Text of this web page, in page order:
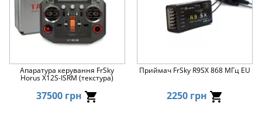
Апаратура керування FrSky
Horus X12S-ISRM (текстура)
37500 грн
Приймач FrSky R9SX 868 МГц EU
2250 грн